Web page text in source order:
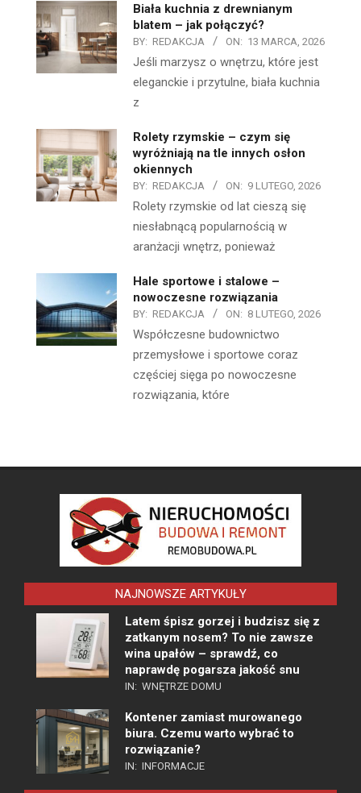
Biała kuchnia z drewnianym
blatem – jak połączyć?
BY: REDAKCJA ON: 13 MARCA, 2026
Jeśli marzysz o wnętrzu, które jest
eleganckie i przytulne, biała kuchnia
z
Rolety rzymskie – czym się
wyróżniają na tle innych osłon
okiennych
BY: REDAKCJA ON: 9 LUTEGO, 2026
Rolety rzymskie od lat cieszą się
niesłabnącą popularnością w
aranżacji wnętrz, ponieważ
Hale sportowe i stalowe –
nowoczesne rozwiązania
BY: REDAKCJA ON: 8 LUTEGO, 2026
Współczesne budownictwo
przemysłowe i sportowe coraz
częściej sięga po nowoczesne
rozwiązania, które
NAJNOWSZE ARTYKUŁY
Latem śpisz gorzej i budzisz się z
zatkanym nosem? To nie zawsze
wina upałów – sprawdź, co
naprawdę pogarsza jakość snu
IN: WNĘTRZE DOMU
Kontener zamiast murowanego
biura. Czemu warto wybrać to
rozwiązanie?
IN: INFORMACJE